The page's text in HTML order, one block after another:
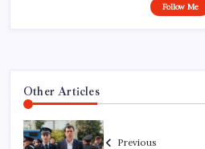
Follow Me
Other Articles
Previous